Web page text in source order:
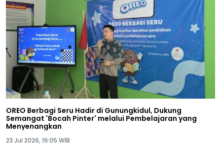
OREO Berbagi Seru Hadir di Gunungkidul, Dukung
Semangat 'Bocah Pinter' melalui Pembelajaran yang
Menyenangkan
23 Jul 2026, 19:05 WIB